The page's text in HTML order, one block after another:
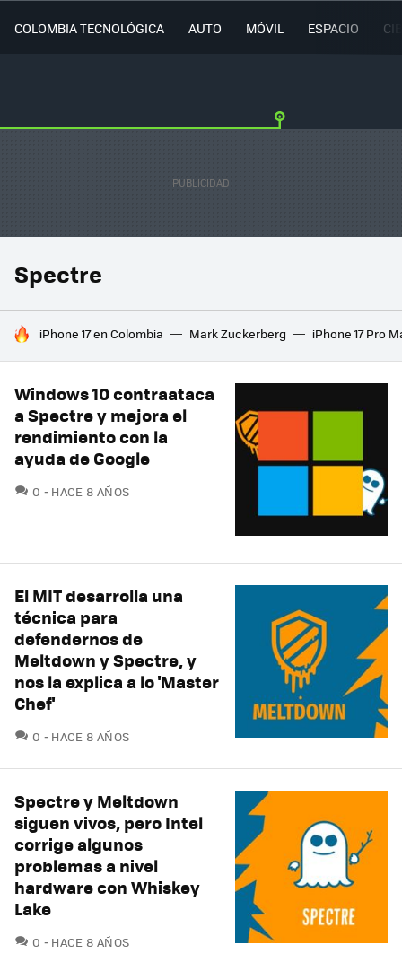
COLOMBIA TECNOLÓGICA AUTO MÓVIL ESPACIO
Spectre
HOY SE HABLA DE
iPhone 17 en Colombia Mark Zuckerberg iPhone 17 Pro
Windows 10 contraataca
a Spectre y mejora el
rendimiento con la
ayuda de Google
0 COMENTARIOS
HACE 8 AÑOS
El MIT desarrolla una
técnica para
defendernos de
Meltdown y Spectre, y
nos la explica a lo 'Master
Chef'
0 COMENTARIOS
HACE 8 AÑOS
Spectre y Meltdown
siguen vivos, pero Intel
corrige algunos
problemas a nivel
hardware con Whiskey
Lake
0 COMENTARIOS
HACE 8 AÑOS